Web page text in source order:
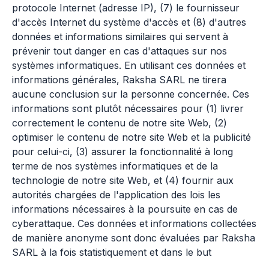
protocole Internet (adresse IP), (7) le fournisseur
d'accès Internet du système d'accès et (8) d'autres
données et informations similaires qui servent à
prévenir tout danger en cas d'attaques sur nos
systèmes informatiques. En utilisant ces données et
informations générales, Raksha SARL ne tirera
aucune conclusion sur la personne concernée. Ces
informations sont plutôt nécessaires pour (1) livrer
correctement le contenu de notre site Web, (2)
optimiser le contenu de notre site Web et la publicité
pour celui-ci, (3) assurer la fonctionnalité à long
terme de nos systèmes informatiques et de la
technologie de notre site Web, et (4) fournir aux
autorités chargées de l'application des lois les
informations nécessaires à la poursuite en cas de
cyberattaque. Ces données et informations collectées
de manière anonyme sont donc évaluées par Raksha
SARL à la fois statistiquement et dans le but